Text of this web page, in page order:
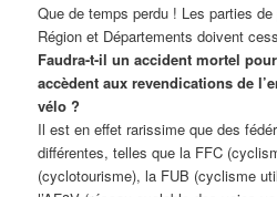
Que de temps perdu ! Les parties
Région et Départements doivent
Faudra-t-il un accident mortel
accèdent aux revendications de
vélo ?
Il est en effet rarissime que des
différentes, telles que la FFC
(cyclotourisme), la FUB (cyclisme